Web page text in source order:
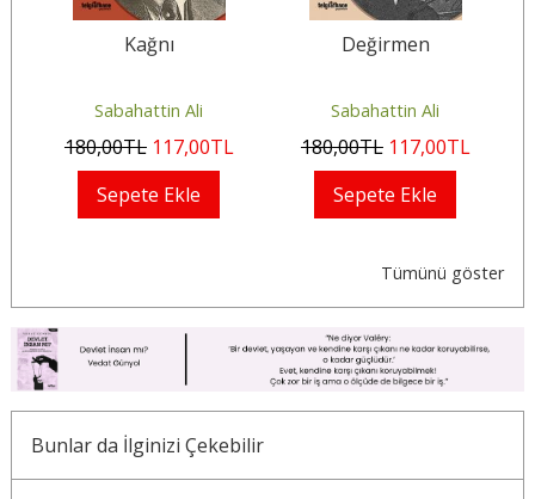
Kağnı
Sabahattin Ali
180,00TL 117,00TL
Sepete Ekle
Değirmen
Sabahattin Ali
180,00TL 117,00TL
Sepete Ekle
Tümünü göster
Bunlar da İlginizi Çekebilir